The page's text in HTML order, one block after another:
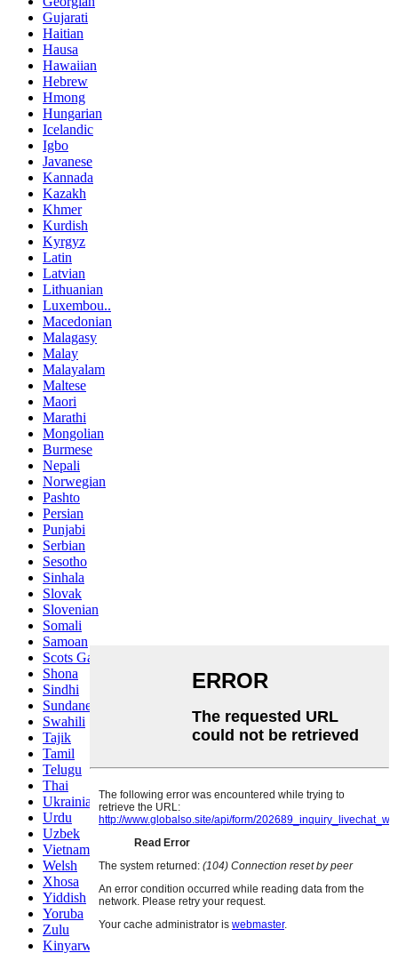
Gujarati
Haitian
Hausa
Hawaiian
Hebrew
Hmong
Hungarian
Icelandic
Igbo
Javanese
Kannada
Kazakh
Khmer
Kurdish
Kyrgyz
Latin
Latvian
Lithuanian
Luxembou..
Macedonian
Malagasy
Malay
Malayalam
Maltese
Maori
Marathi
Mongolian
Burmese
Nepali
Norwegian
Pashto
Persian
Punjabi
Serbian
Sesotho
Sinhala
Slovak
Slovenian
Somali
Samoan
Scots Gaelic
Shona
Sindhi
Sundanese
Swahili
Tajik
Tamil
Telugu
Thai
Ukrainian
Urdu
Uzbek
Vietnamese
Welsh
Xhosa
Yiddish
Yoruba
Zulu
Kinyarwanda